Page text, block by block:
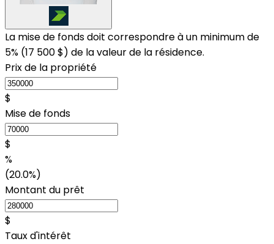
La mise de fonds doit correspondre à un minimum de
5% (17 500 $) de la valeur de la résidence.
Prix de la propriété
$
Mise de fonds
$
%
(20.0%)
Montant du prêt
$
Taux d'intérêt